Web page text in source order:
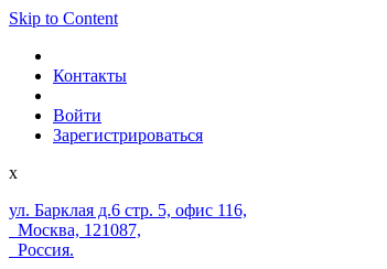
Skip to Content
Контакты
Войти
Зарегистрироваться
x
ул. Барклая д.6 стр. 5, офис 116,
Москва, 121087,
Россия.